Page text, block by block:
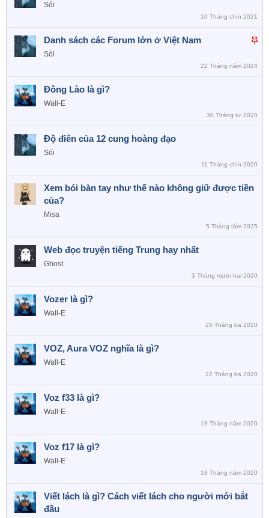
o
l
ê
a
Sói
10 Tháng chín 2021
D
l
a
Danh sách các Forum lớn ở Việt Nam
Sói
22 Tháng năm 2024
Đông Lào là gì?
Wall-E
30 Tháng tư 2020
Độ điên của 12 cung hoàng đạo
Sói
11 Tháng chín 2020
Xem bói bàn tay như thế nào không giữ được tiền
của?
Misa
5 Tháng tám 2025
Web đọc truyện tiếng Trung hay nhất
Ghost
3 Tháng mười hai 2020
Vozer là gì?
Wall-E
25 Tháng ba 2020
VOZ, Aura VOZ nghĩa là gì?
Wall-E
22 Tháng ba 2020
Voz f33 là gì?
Wall-E
19 Tháng năm 2020
Voz f17 là gì?
Wall-E
18 Tháng năm 2020
Viết lách là gì? Cách viết lách cho người mới bắt
đầu